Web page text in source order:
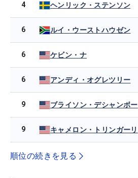
4 ヘンリック・ステンソン
6 ルイ・ウーストハウゼン
6 ケビン・ナ
6 アンディ・オグレツリー
9 ブライソン・デシャンボー
9 キャメロン・トリンガーリ
順位の続きを見る